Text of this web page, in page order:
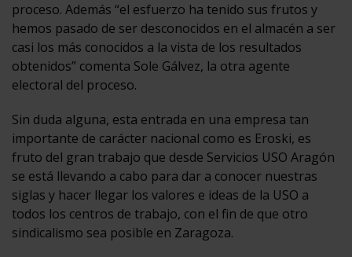
proceso. Además “el esfuerzo ha tenido sus frutos y
hemos pasado de ser desconocidos en el almacén a ser
casi los más conocidos a la vista de los resultados
obtenidos” comenta Sole Gálvez, la otra agente
electoral del proceso.
Sin duda alguna, esta entrada en una empresa tan
importante de carácter nacional como es Eroski, es
fruto del gran trabajo que desde Servicios USO Aragón
se está llevando a cabo para dar a conocer nuestras
siglas y hacer llegar los valores e ideas de la USO a
todos los centros de trabajo, con el fin de que otro
sindicalismo sea posible en Zaragoza.